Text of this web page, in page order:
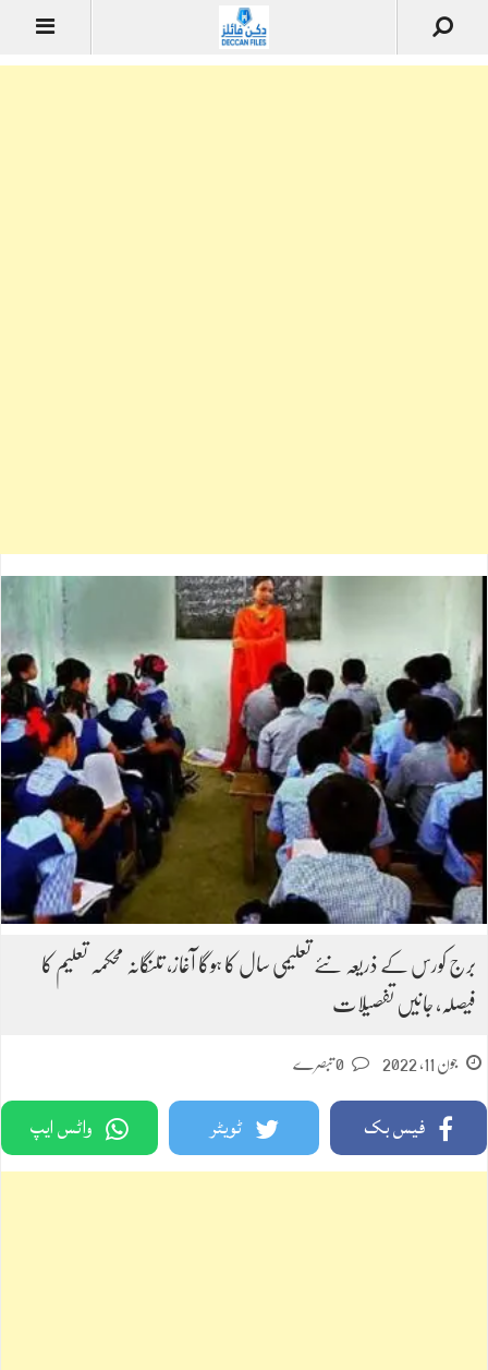
برج کورس کے ذریعہ نئے تعلیمی سال کا ہوگا آغاز، تلنگانہ محکمہ تعلیم کا
فیصلہ، جانیں تفصیلات
جون 11, 2022
فیس بک ٹویٹر واٹس ایپ